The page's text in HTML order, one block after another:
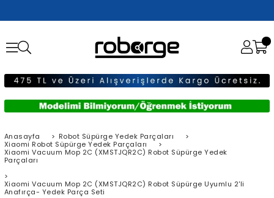
Anasayfa > Robot Süpürge Yedek Parçaları
>
Xiaomi Robot Süpürge Yedek Parçaları
>
Xiaomi Vacuum Mop 2C (XMSTJQR2C) Robot Süpürge Yedek
Parçaları
>
Xiaomi Vacuum Mop 2C (XMSTJQR2C) Robot Süpürge Uyumlu 2'li
Anafırça- Yedek Parça Seti